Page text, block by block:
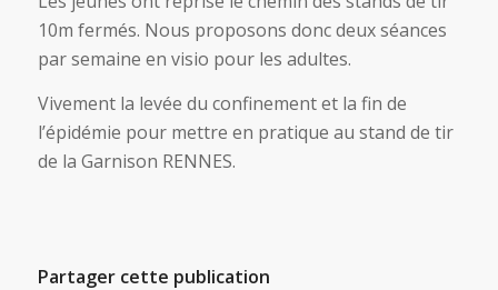
10m fermés. Nous proposons donc deux séances
par semaine en visio pour les adultes.
Vivement la levée du confinement et la fin de
l’épidémie pour mettre en pratique au stand de tir
de la Garnison RENNES.
Partager cette publication